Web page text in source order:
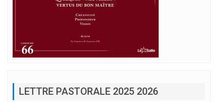
LETTRE PASTORALE 2025 2026